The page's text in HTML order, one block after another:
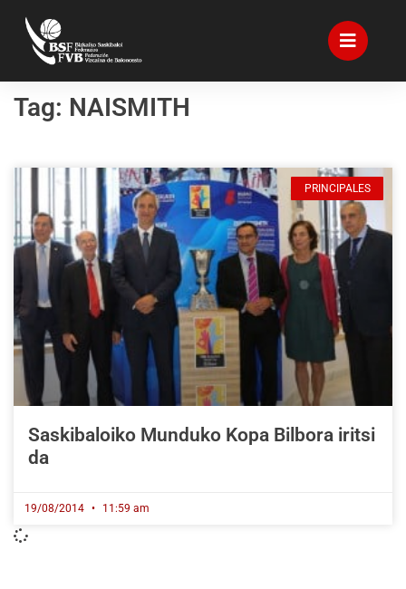
Tag: NAISMITH
PRINCIPALES
Saskibaloiko Munduko Kopa Bilbora iritsi
da
19/08/2014 11:59 am